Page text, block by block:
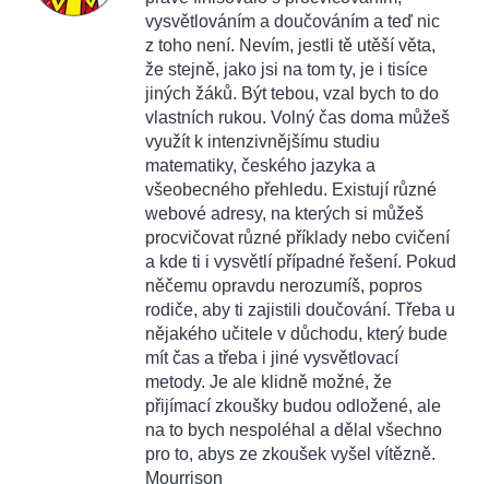
vysvětlováním a doučováním a teď nic
z toho není. Nevím, jestli tě utěší věta,
že stejně, jako jsi na tom ty, je i tisíce
jiných žáků. Být tebou, vzal bych to do
vlastních rukou. Volný čas doma můžeš
využít k intenzivnějšímu studiu
matematiky, českého jazyka a
všeobecného přehledu. Existují různé
webové adresy, na kterých si můžeš
procvičovat různé příklady nebo cvičení
a kde ti i vysvětlí případné řešení. Pokud
něčemu opravdu nerozumíš, popros
rodiče, aby ti zajistili doučování. Třeba u
nějakého učitele v důchodu, který bude
mít čas a třeba i jiné vysvětlovací
metody. Je ale klidně možné, že
přijímací zkoušky budou odložené, ale
na to bych nespoléhal a dělal všechno
pro to, abys ze zkoušek vyšel vítězně.
Mourrison